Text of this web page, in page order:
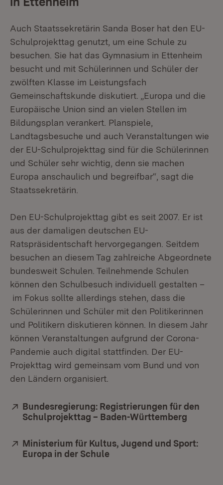
Auch Staatssekretärin Sanda Boser hat den EU-
Schulprojekttag genutzt, um eine Schule zu
besuchen. Sie hat das Gymnasium in Ettenheim
besucht und mit Schülerinnen und Schüler der
zwölften Klasse im Leistungsfach
Gemeinschaftskunde diskutiert. „Europa und die
Europäische Union sind an vielen Stellen im
Bildungsplan verankert. Planspiele,
Landtagsbesuche und auch Veranstaltungen wie
der EU-Schulprojekttag sind für die Schülerinnen
und Schüler sehr wichtig, denn sie machen
Europa anschaulich und begreifbar“, sagt die
Staatssekretärin.
Den EU-Schulprojekttag gibt es seit 2007. Er ist
aus der damaligen deutschen EU-
Ratspräsidentschaft hervorgegangen. Seitdem
besuchen an diesem Tag zahlreiche Abgeordnete
bundesweit Schulen. Teilnehmende Schulen
können den Schulbesuch individuell gestalten –
im Fokus sollte allerdings stehen, dass die
Schülerinnen und Schüler mit den Politikerinnen
und Politikern diskutieren können. In diesem Jahr
können Veranstaltungen aufgrund der Corona-
Pandemie auch digital stattfinden. Der EU-
Projekttag wird gemeinsam vom Bund und von
den Ländern organisiert.
Extern:
Bundesregierung: Registrierungen für den
Schulprojekttag – Baden-Württemberg
Extern:
Ministerium für Kultus, Jugend und Sport:
Europa in der Schule